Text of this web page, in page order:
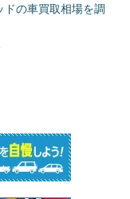
の車買取相場を調